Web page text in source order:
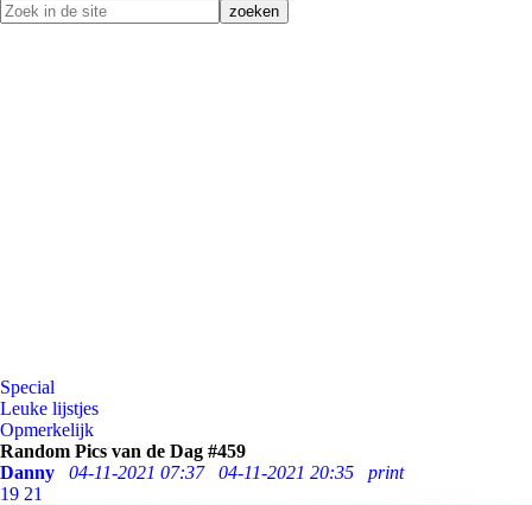
Special
Leuke lijstjes
Opmerkelijk
Random Pics van de Dag #459
Danny
04-11-2021 07:37 04-11-2021 20:35
print
19 21